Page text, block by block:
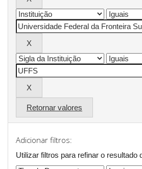
Retornar valores
Adicionar filtros:
Utilizar filtros para refinar o resultado